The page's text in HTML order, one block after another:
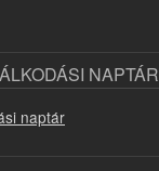
NAPTÁR